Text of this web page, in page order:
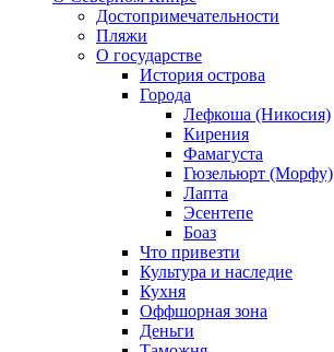
Достопримечательности
Пляжи
О государстве
История острова
Города
Лефкоша (Никосия)
Кирения
Фамагуста
Гюзельюрт (Морфу)
Лапта
Эсентепе
Боаз
Что привезти
Культура и наследие
Кухня
Оффшорная зона
Деньги